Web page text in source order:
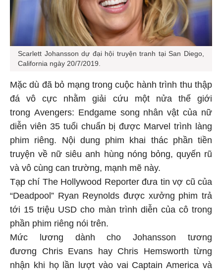
Scarlett Johansson dự đại hội truyện tranh tại San Diego,
California ngày 20/7/2019.
Mặc dù đã bỏ mạng trong cuộc hành trình thu thập
đá vô cực nhằm giải cứu một nửa thế giới
trong Avengers: Endgame song nhân vật của nữ
diễn viên 35 tuổi chuẩn bị được Marvel trình làng
phim riêng. Nội dung phim khai thác phần tiền
truyện về nữ siêu anh hùng nóng bỏng, quyến rũ
và vô cùng can trường, mạnh mẽ này.
Tạp chí The Hollywood Reporter đưa tin vợ cũ của
“Deadpool” Ryan Reynolds được xưởng phim trả
tới 15 triệu USD cho màn trình diễn của cô trong
phần phim riêng nói trên.
Mức lương dành cho Johansson tương
đương Chris Evans hay Chris Hemsworth từng
nhận khi họ lần lượt vào vai Captain America và